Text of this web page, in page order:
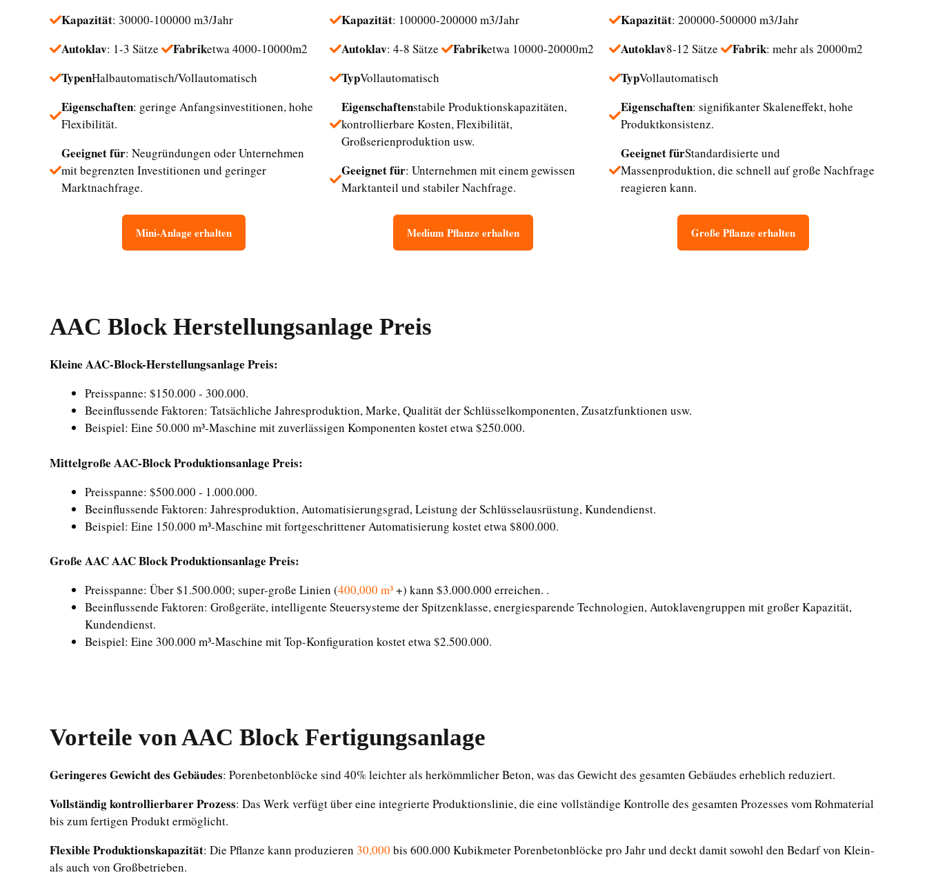
Kapazität: 30000-100000 m3/Jahr
Autoklav: 1-3 Sätze Fabriketwa 4000-10000m2
TypenHalbautomatisch/Vollautomatisch
Eigenschaften: geringe Anfangsinvestitionen, hohe
Flexibilität.
Geeignet für: Neugründungen oder Unternehmen
mit begrenzten Investitionen und geringer
Marktnachfrage.
Mini-Anlage erhalten
Kapazität: 100000-200000 m3/Jahr
Autoklav: 4-8 Sätze Fabriketwa 10000-20000m2
TypVollautomatisch
Eigenschaftenstabile Produktionskapazitäten,
kontrollierbare Kosten, Flexibilität,
Großserienproduktion usw.
Geeignet für: Unternehmen mit einem gewissen
Marktanteil und stabiler Nachfrage.
Medium Pflanze erhalten
Kapazität: 200000-500000 m3/Jahr
Autoklav8-12 Sätze Fabrik: mehr als 20000m2
TypVollautomatisch
Eigenschaften: signifikanter Skaleneffekt, hohe
Produktkonsistenz.
Geeignet fürStandardisierte und
Massenproduktion, die schnell auf große Nachfrage
reagieren kann.
Große Pflanze erhalten
AAC Block Herstellungsanlage Preis
Kleine AAC-Block-Herstellungsanlage Preis:
Preisspanne: $150.000 - 300.000.
Beeinflussende Faktoren: Tatsächliche Jahresproduktion, Marke, Qualität der Schlüsselkomponenten, Zusatzfunktionen usw.
Beispiel: Eine 50.000 m³-Maschine mit zuverlässigen Komponenten kostet etwa $250.000.
Mittelgroße AAC-Block Produktionsanlage Preis:
Preisspanne: $500.000 - 1.000.000.
Beeinflussende Faktoren: Jahresproduktion, Automatisierungsgrad, Leistung der Schlüsselausrüstung, Kundendienst.
Beispiel: Eine 150.000 m³-Maschine mit fortgeschrittener Automatisierung kostet etwa $800.000.
Große AAC AAC Block Produktionsanlage Preis:
Preisspanne: Über $1.500.000; super-große Linien (400,000 m³+) kann $3.000.000 erreichen. .
Beeinflussende Faktoren: Großgeräte, intelligente Steuersysteme der Spitzenklasse, energiesparende Technologien, Autoklavengruppen mit großer Kapazität,
Kundendienst.
Beispiel: Eine 300.000 m³-Maschine mit Top-Konfiguration kostet etwa $2.500.000.
Vorteile vonAAC Block Fertigungsanlage
Geringeres Gewicht des Gebäudes: Porenbetonblöcke sind 40% leichter als herkömmlicher Beton, was das Gewicht des gesamten Gebäudes erheblich reduziert.
Vollständig kontrollierbarer Prozess: Das Werk verfügt über eine integrierte Produktionslinie, die eine vollständige Kontrolle des gesamten Prozesses vom Rohmaterial
bis zum fertigen Produkt ermöglicht.
Flexible Produktionskapazität: Die Pflanze kann produzieren 30,000 bis 600.000 Kubikmeter Porenbetonblöcke pro Jahr und deckt damit sowohl den Bedarf von Klein-
als auch von Großbetrieben.